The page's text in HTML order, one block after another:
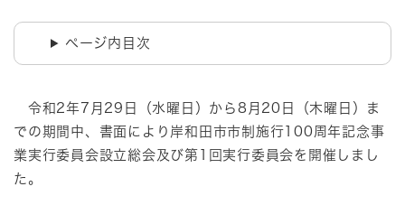
とじる
ページ内目次
令和2年7月29日（水曜日）から8月20日（木曜日）ま
での期間中、書面により岸和田市市制施行100周年記念事
業実行委員会設立総会及び第1回実行委員会を開催しまし
た。